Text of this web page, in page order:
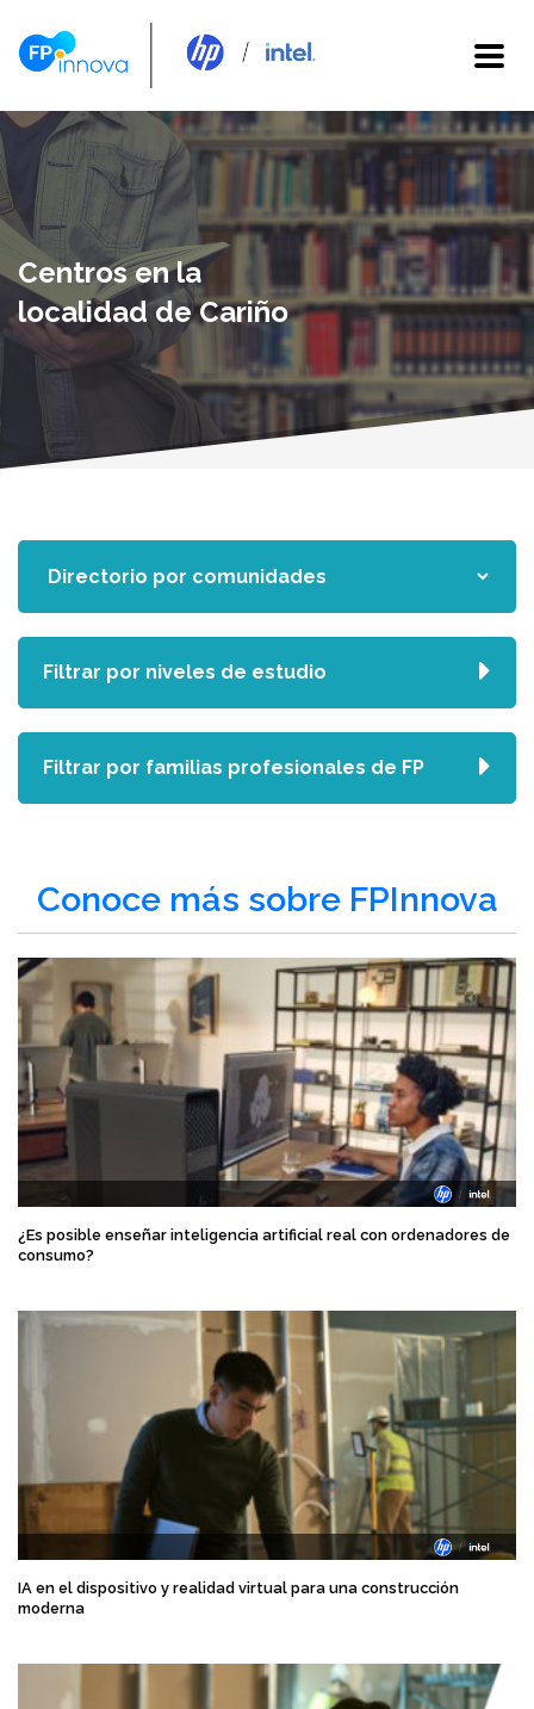
Centros en la
localidad de Cariño
Conoce más sobre FPInnova
¿Es posible enseñar inteligencia artificial real con ordenadores de
consumo?
IA en el dispositivo y realidad virtual para una construcción
moderna
Filtrar por niveles de estudio
Filtrar por familias profesionales de FP